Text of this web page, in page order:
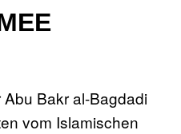
Bakr al-Bagdadi
vom Islamischen